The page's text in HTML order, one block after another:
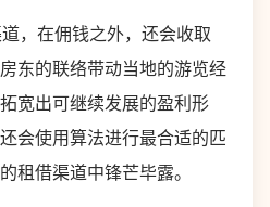
，在佣钱之外，还会收取
东的联络带动当地的游览经
宽出可继续发展的盈利形
会使用算法进行最合适的匹
租借渠道中锋芒毕露。